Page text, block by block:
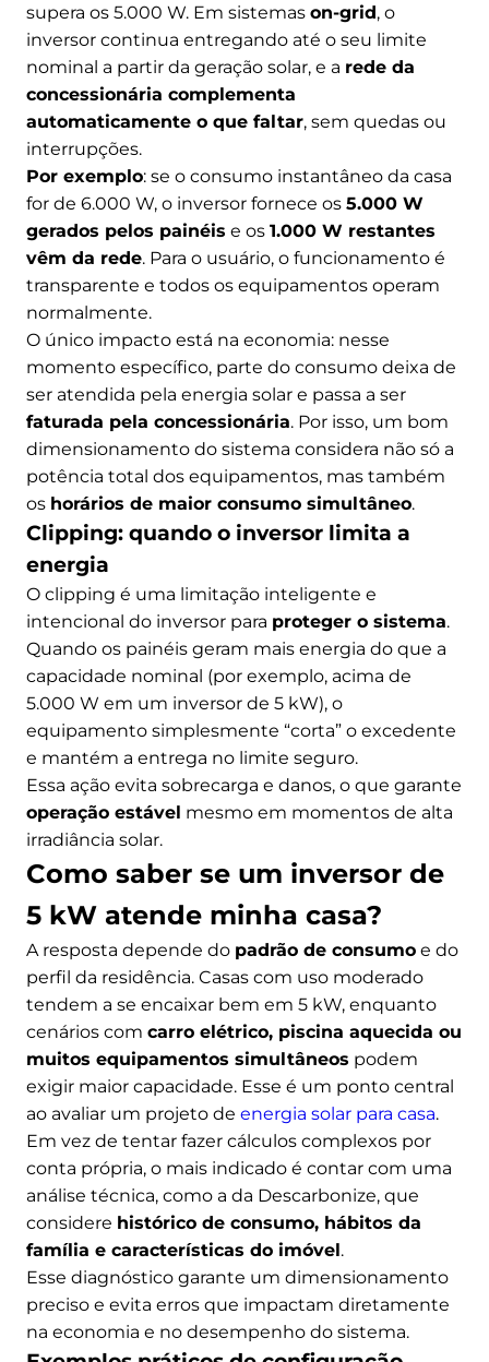
supera os 5.000 W. Em sistemas on-grid, o
inversor continua entregando até o seu limite
nominal a partir da geração solar, e a rede da
concessionária complementa
automaticamente o que faltar, sem quedas ou
interrupções.
Por exemplo: se o consumo instantâneo da casa
for de 6.000 W, o inversor fornece os 5.000 W
gerados pelos painéis e os 1.000 W restantes
vêm da rede. Para o usuário, o funcionamento é
transparente e todos os equipamentos operam
normalmente.
O único impacto está na economia: nesse
momento específico, parte do consumo deixa de
ser atendida pela energia solar e passa a ser
faturada pela concessionária. Por isso, um bom
dimensionamento do sistema considera não só a
potência total dos equipamentos, mas também
os horários de maior consumo simultâneo.
Clipping: quando o inversor limita a
energia
O clipping é uma limitação inteligente e
intencional do inversor para proteger o sistema.
Quando os painéis geram mais energia do que a
capacidade nominal (por exemplo, acima de
5.000 W em um inversor de 5 kW), o
equipamento simplesmente “corta” o excedente
e mantém a entrega no limite seguro.
Essa ação evita sobrecarga e danos, o que garante
operação estável mesmo em momentos de alta
irradiância solar.
Como saber se um inversor de
5 kW atende minha casa?
A resposta depende do padrão de consumo e do
perfil da residência. Casas com uso moderado
tendem a se encaixar bem em 5 kW, enquanto
cenários com carro elétrico, piscina aquecida ou
muitos equipamentos simultâneos podem
exigir maior capacidade. Esse é um ponto central
ao avaliar um projeto de energia solar para casa.
Em vez de tentar fazer cálculos complexos por
conta própria, o mais indicado é contar com uma
análise técnica, como a da Descarbonize, que
considere histórico de consumo, hábitos da
família e características do imóvel.
Esse diagnóstico garante um dimensionamento
preciso e evita erros que impactam diretamente
na economia e no desempenho do sistema.